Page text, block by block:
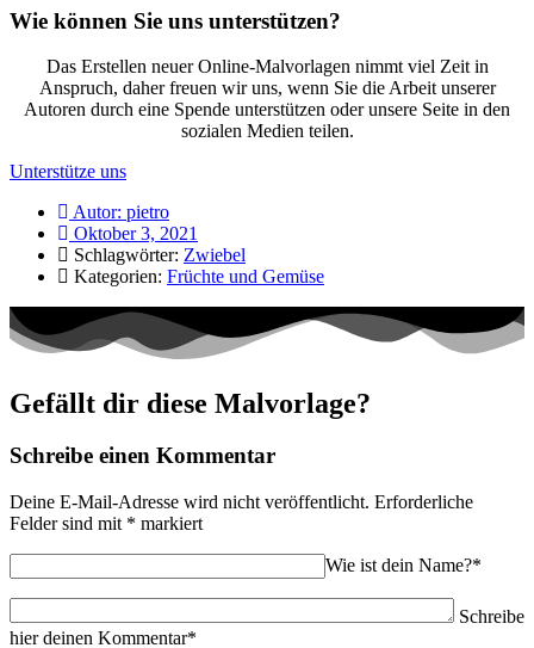
Wie können Sie uns unterstützen?
Das Erstellen neuer Online-Malvorlagen nimmt viel Zeit in
Anspruch, daher freuen wir uns, wenn Sie die Arbeit unserer
Autoren durch eine Spende unterstützen oder unsere Seite in den
sozialen Medien teilen.
Unterstütze uns
Autor: pietro
Oktober 3, 2021
Schlagwörter: Zwiebel
Kategorien: Früchte und Gemüse
Gefällt dir diese Malvorlage?
Schreibe einen Kommentar
Deine E-Mail-Adresse wird nicht veröffentlicht. Erforderliche
Felder sind mit * markiert
Wie ist dein Name?*
Schreibe
hier deinen Kommentar*